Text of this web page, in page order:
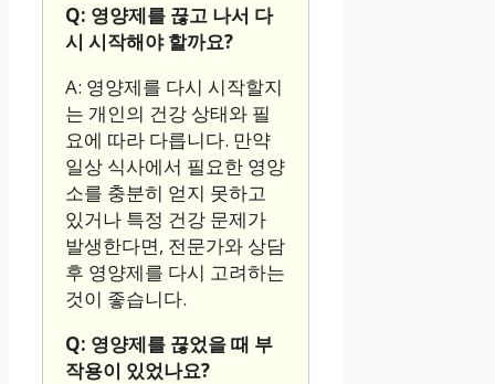
Q: 영양제를 끊고 나서 다
시 시작해야 할까요?
A: 영양제를 다시 시작할지
는 개인의 건강 상태와 필
요에 따라 다릅니다. 만약
일상 식사에서 필요한 영양
소를 충분히 얻지 못하고
있거나 특정 건강 문제가
발생한다면, 전문가와 상담
후 영양제를 다시 고려하는
것이 좋습니다.
Q: 영양제를 끊었을 때 부
작용이 있었나요?